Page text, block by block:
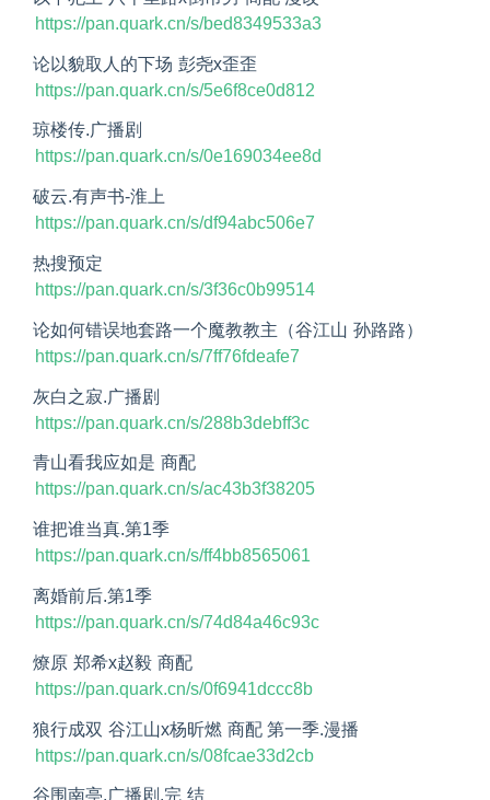
https://pan.quark.cn/s/bed8349533a3
论以貌取人的下场 彭尧x歪歪
https://pan.quark.cn/s/5e6f8ce0d812
琼楼传.广播剧
https://pan.quark.cn/s/0e169034ee8d
破云.有声书-淮上
https://pan.quark.cn/s/df94abc506e7
热搜预定
https://pan.quark.cn/s/3f36c0b99514
论如何错误地套路一个魔教教主（谷江山 孙路路）
https://pan.quark.cn/s/7ff76fdeafe7
灰白之寂.广播剧
https://pan.quark.cn/s/288b3debff3c
青山看我应如是 商配
https://pan.quark.cn/s/ac43b3f38205
谁把谁当真.第1季
https://pan.quark.cn/s/ff4bb8565061
离婚前后.第1季
https://pan.quark.cn/s/74d84a46c93c
燎原 郑希x赵毅 商配
https://pan.quark.cn/s/0f6941dccc8b
狼行成双 谷江山x杨昕燃 商配 第一季.漫播
https://pan.quark.cn/s/08fcae33d2cb
谷围南亭.广播剧.完 结